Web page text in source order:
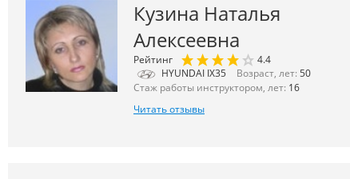
Кузина Наталья
Алексеевна
Рейтинг
4.4
HYUNDAI IX35
Возраст, лет: 50
Стаж работы инструктором, лет: 16
Читать отзывы